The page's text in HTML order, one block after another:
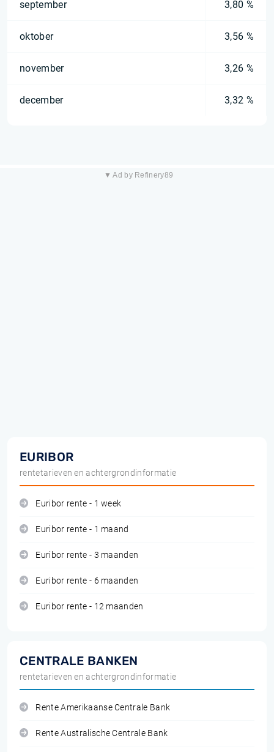
september 3,80 %
oktober 3,56 %
november 3,26 %
december 3,32 %
▼ Ad by Refinery89
EURIBOR
rentetarieven en achtergrondinformatie
Euribor rente - 1 week
Euribor rente - 1 maand
Euribor rente - 3 maanden
Euribor rente - 6 maanden
Euribor rente - 12 maanden
CENTRALE BANKEN
rentetarieven en achtergrondinformatie
Rente Amerikaanse Centrale Bank
Rente Australische Centrale Bank